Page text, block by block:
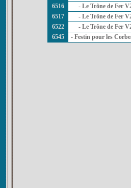
6516
- Le Trône de Fer
6517
- Le Trône de Fer
6522
- Le Trône de Fer
6545
- Festin pour les